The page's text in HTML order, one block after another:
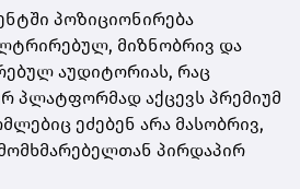
პოზიციონირება
მიზნობრივ და
აუდიტორიას, რაც
პლატფორმად აქცევს პრემიუმ
ეძებენ არა მასობრივ,
პირდაპირ